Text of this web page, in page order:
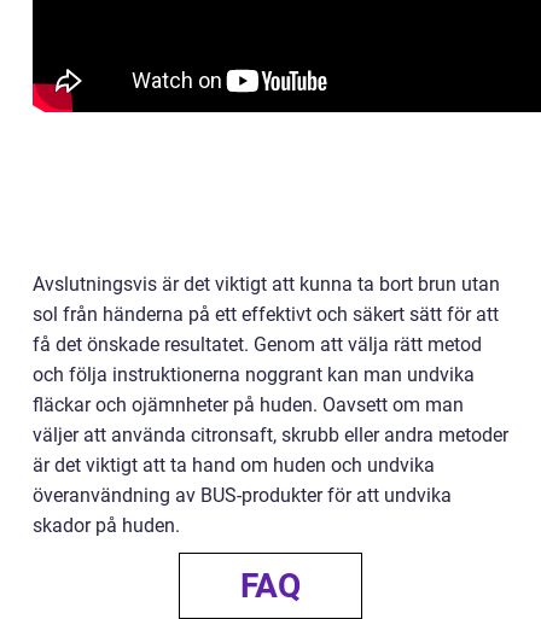
Avslutningsvis är det viktigt att kunna ta bort brun utan
sol från händerna på ett effektivt och säkert sätt för att
få det önskade resultatet. Genom att välja rätt metod
och följa instruktionerna noggrant kan man undvika
fläckar och ojämnheter på huden. Oavsett om man
väljer att använda citronsaft, skrubb eller andra metoder
är det viktigt att ta hand om huden och undvika
överanvändning av BUS-produkter för att undvika
skador på huden.
FAQ